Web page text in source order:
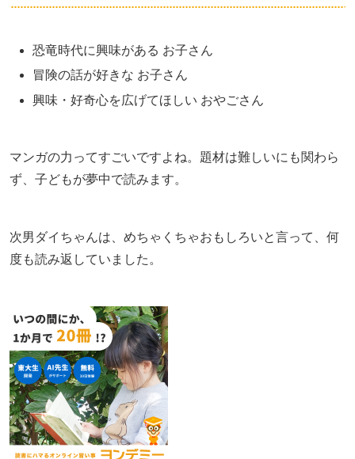
恐竜時代に興味がある お子さん
冒険の話が好きな お子さん
興味・好奇心を広げてほしい おやごさん
マンガの力ってすごいですよね。題材は難しいにも関わら
ず、子どもが夢中で読みます。
次男ダイちゃんは、めちゃくちゃおもしろいと言って、何
度も読み返していました。